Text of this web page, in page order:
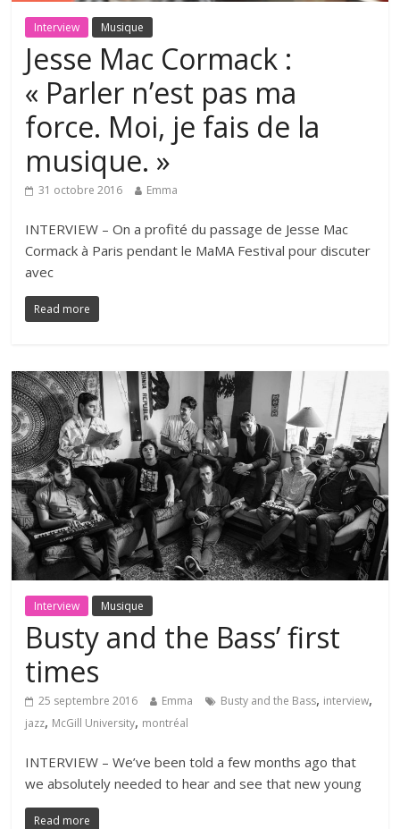
Interview Musique
Jesse Mac Cormack :
« Parler n’est pas ma
force. Moi, je fais de la
musique. »
31 octobre 2016 Emma
INTERVIEW – On a profité du passage de Jesse Mac
Cormack à Paris pendant le MaMA Festival pour discuter
avec
Read more
Interview Musique
Busty and the Bass’ first
times
25 septembre 2016 Emma Busty and the Bass, interview,
jazz, McGill University, montréal
INTERVIEW – We’ve been told a few months ago that
we absolutely needed to hear and see that new young
Read more